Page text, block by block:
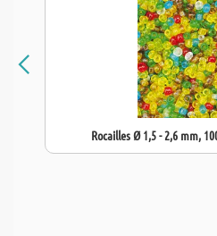
Rocailles Ø 1,5 - 2,6 mm,